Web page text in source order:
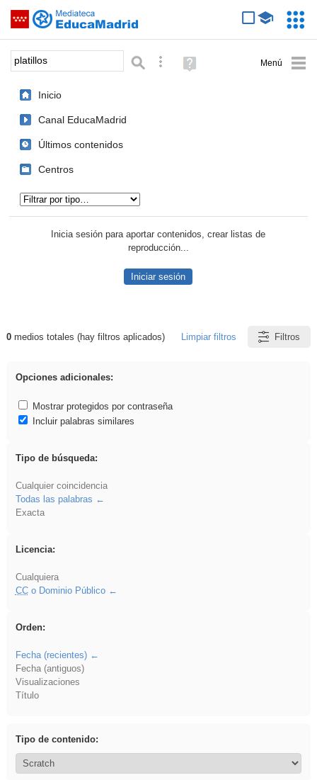
Saltar navegación
Palabra o frase: Búsqueda avanzada
Ayuda
(en
Inicio
Canal EducaMadrid
Últimos contenidos
Centros
Inicia sesión para aportar contenidos, crear listas de
reproducción...
Iniciar sesión
Resultados de: platillos
0medios totales (hay filtros aplicados) Limpiar filtros Filtros
Opciones adicionales:
Mostrar protegidos por contraseña
Incluir palabras similares
Tipo de búsqueda:
Cualquier coincidencia
Todas las palabras
Exacta
Licencia:
Cualquiera
CCo Dominio Público
Orden:
Fecha (recientes)
Fecha (antiguos)
Visualizaciones
Título
Tipo de contenido: